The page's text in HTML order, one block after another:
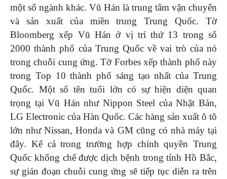
một số ngành khác. Vũ Hán là trung tâm vận chuyển
và sản xuất của miền trung Trung Quốc. Tờ
Bloomberg xếp Vũ Hán ở vị trí thứ 13 trong số
2000 thành phố của Trung Quốc về vai trò của nó
trong chuỗi cung ứng. Tờ Forbes xếp thành phố này
trong Top 10 thành phố sáng tạo nhất của Trung
Quốc. Một số tên tuổi lớn có sự hiện diện quan
trọng tại Vũ Hán như Nippon Steel của Nhật Bản,
LG Electronic của Hàn Quốc. Các hàng sản xuất ô tô
lớn như Nissan, Honda và GM cũng có nhà máy tại
đây. Kể cả trong trường hợp chính quyền Trung
Quốc khống chế được dịch bệnh trong tỉnh Hồ Bắc,
sự gián đoạn chuỗi cung ứng sẽ tiếp tục diễn ra trên